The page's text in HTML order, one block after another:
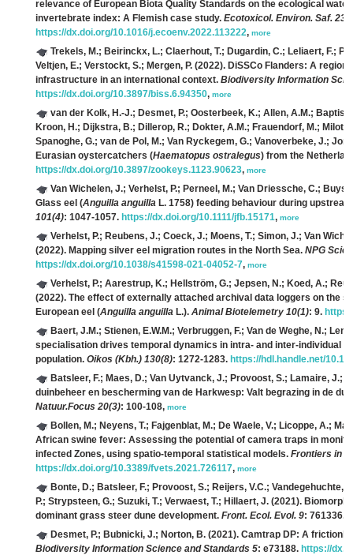
relevance of European Biota Quality Standards on the ecological
invertebrate index: A Flemish case study. Ecotoxicol. Environ. Saf. 231
https://dx.doi.org/10.1016/j.ecoenv.2022.113222, more
Trekels, M.; Beirinckx, L.; Claerhout, T.; Dugardin, C.; Leliaert, F.;
Veltjen, E.; Verstockt, S.; Mergen, P. (2022). DiSSCo Flanders: A
infrastructure in an international context. Biodiversity Information
https://dx.doi.org/10.3897/biss.6.94350, more
van der Kolk, H.-J.; Desmet, P.; Oosterbeek, K.; Allen, A.M.;
Kroon, H.; Dijkstra, B.; Dillerop, R.; Dokter, A.M.; Frauendorf, M.;
Spanoghe, G.; van de Pol, M.; Van Ryckegem, G.; Vanoverbeke, J.;
Eurasian oystercatchers (Haematopus ostralegus) from the
https://dx.doi.org/10.3897/zookeys.1123.90623, more
Van Wichelen, J.; Verhelst, P.; Perneel, M.; Van Driessche, C.;
Glass eel (Anguilla anguilla L. 1758) feeding behaviour during
101(4): 1047-1057. https://dx.doi.org/10.1111/jfb.15171, more
Verhelst, P.; Reubens, J.; Coeck, J.; Moens, T.; Simon, J.; Van
(2022). Mapping silver eel migration routes in the North Sea. NPG
https://dx.doi.org/10.1038/s41598-021-04052-7, more
Verhelst, P.; Aarestrup, K.; Hellström, G.; Jepsen, N.; Koed, A.;
(2022). The effect of externally attached archival data loggers on the
European eel (Anguilla anguilla L.). Animal Biotelemetry 10(1): 9.
Baert, J.M.; Stienen, E.W.M.; Verbruggen, F.; Van de Weghe, N.;
specialisation drives temporal dynamics in intra‐ and inter‐individual
population. Oikos (Kbh.) 130(8): 1272-1283. https://hdl.handle.net/
Batsleer, F.; Maes, D.; Van Uytvanck, J.; Provoost, S.; Lamaire, J.;
duinbeheer en bescherming van de Harkwesp: Valt begrazing in de
Natuur.Focus 20(3): 100-108, more
Bollen, M.; Neyens, T.; Fajgenblat, M.; De Waele, V.; Licoppe, A.;
African swine fever: Assessing the potential of camera traps in
infected Zones, using spatio-temporal statistical models. Frontiers in
https://dx.doi.org/10.3389/fvets.2021.726117, more
Bonte, D.; Batsleer, F.; Provoost, S.; Reijers, V.C.; Vandegehuchte,
P.; Strypsteen, G.; Suzuki, T.; Verwaest, T.; Hillaert, J. (2021).
dominant grass steer dune development. Front. Ecol. Evol. 9: 761336.
Desmet, P.; Bubnicki, J.; Norton, B. (2021). Camtrap DP: A
Biodiversity Information Science and Standards 5: e73188. https://